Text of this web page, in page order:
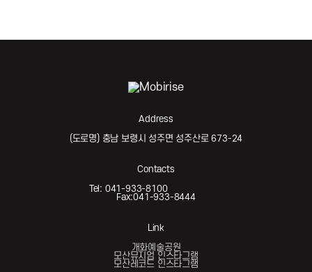
Address
(도로명) 충남 보령시 성주면 성주산로 673-24
Contacts
Tel: 041-933-8100
Fax:041-933-8444
Link
개화예술공원
모산뮤지엄 인스타그램
모산레코드 인스타그램